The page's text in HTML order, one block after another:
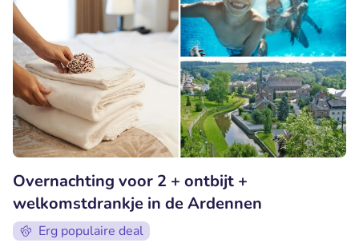
Overnachting voor 2 + ontbijt +
welkomstdrankje in de Ardennen
Erg populaire deal